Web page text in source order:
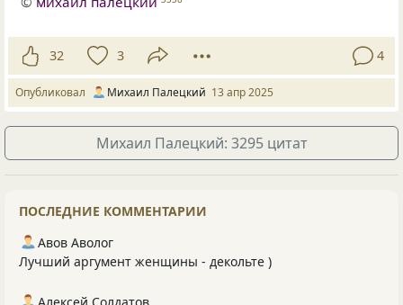
32 3 4
Опубликовал Михаил Палецкий 13 апр 2025
Михаил Палецкий: 3295 цитат
ПОСЛЕДНИЕ КОММЕНТАРИИ
Авов Аволог
Лучший аргумент женщины - декольте )
Алексей Солдатов